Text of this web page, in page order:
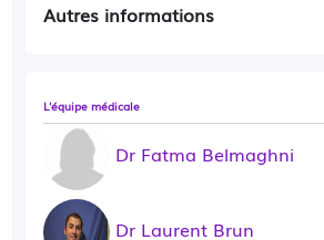
Autres informations
L'équipe médicale
Dr Fatma Belmaghni
Dr Laurent Brun